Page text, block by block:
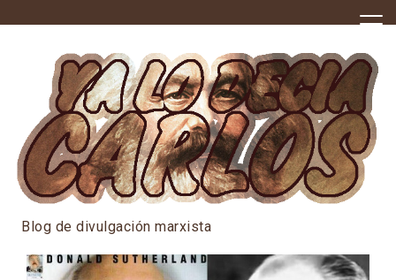
to
Blog de divulgación marxista